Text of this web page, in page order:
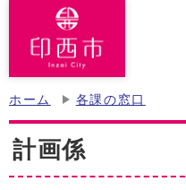
ホーム 各課の窓口
計画係